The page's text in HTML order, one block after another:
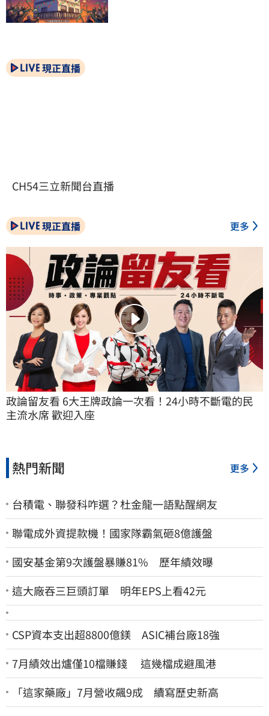
現正直播
CH54三立新聞台直播
現正直播 更多
政論留友看 6大王牌政論一次看！24小時不斷電的民
主流水席 歡迎入座
熱門新聞 更多
台積電、聯發科咋選？杜金龍一語點醒網友
聯電成外資提款機！國家隊霸氣砸8億護盤
國安基金第9次護盤暴賺81% 歷年績效曝
這大廠吞三巨頭訂單 明年EPS上看42元
CSP資本支出超8800億鎂 ASIC補台廠18強
7月績效出爐僅10檔賺錢 這幾檔成避風港
「這家藥廠」7月營收飆9成 續寫歷史新高